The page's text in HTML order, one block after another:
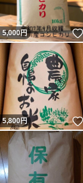
5,000円
5,800円